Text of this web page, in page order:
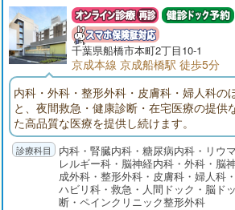
千葉県船橋市本町2丁目10-1
京成本線 京成船橋駅 徒歩5分
内科・外科・整形外科・皮膚科・婦人科の
と、夜間救急・健康診断・在宅医療の提供
た高品質な医療を提供し続けます。
内科・腎臓内科・糖尿病内科・リウ
レルギー科・脳神経内科・外科・脳
成外科・整形外科・皮膚科・婦人科
ハビリ科・救急・人間ドック・脳ド
断・ペインクリニック整形外科